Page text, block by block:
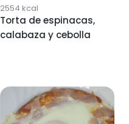
2554 kcal
Torta de espinacas,
calabaza y cebolla